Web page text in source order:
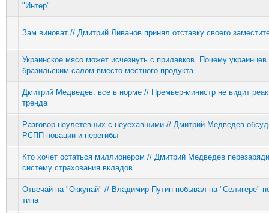
"Интер"
Зам виноват // Дмитрий Ливанов принял отставку своего
Украинское мясо может исчезнуть с прилавков. Почему украинцев
бразильским салом вместо местного продукта
Дмитрий Медведев: все в норме // Премьер-министр не видит
тренда
Разговор неулетевших с неуехавшими // Дмитрий Медведев
РСПП новации и перегибы
Кто хочет остаться миллионером // Дмитрий Медведев
систему страхования вкладов
Отвечай на "Оккупай" // Владимир Путин побывал на "Селигере"
типа